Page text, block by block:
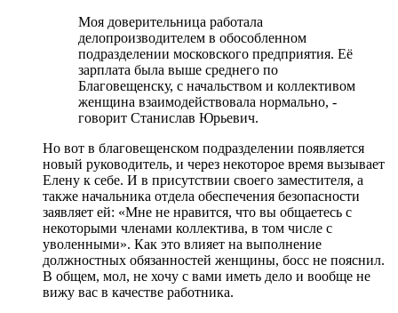
Моя доверительница работала
делопроизводителем в обособленном
подразделении московского предприятия. Её
зарплата была выше среднего по
Благовещенску, с начальством и коллективом
женщина взаимодействовала нормально, -
говорит Станислав Юрьевич.
Но вот в благовещенском подразделении появляется
новый руководитель, и через некоторое время вызывает
Елену к себе. И в присутствии своего заместителя, а
также начальника отдела обеспечения безопасности
заявляет ей: «Мне не нравится, что вы общаетесь с
некоторыми членами коллектива, в том числе с
уволенными». Как это влияет на выполнение
должностных обязанностей женщины, босс не пояснил.
В общем, мол, не хочу с вами иметь дело и вообще не
вижу вас в качестве работника.